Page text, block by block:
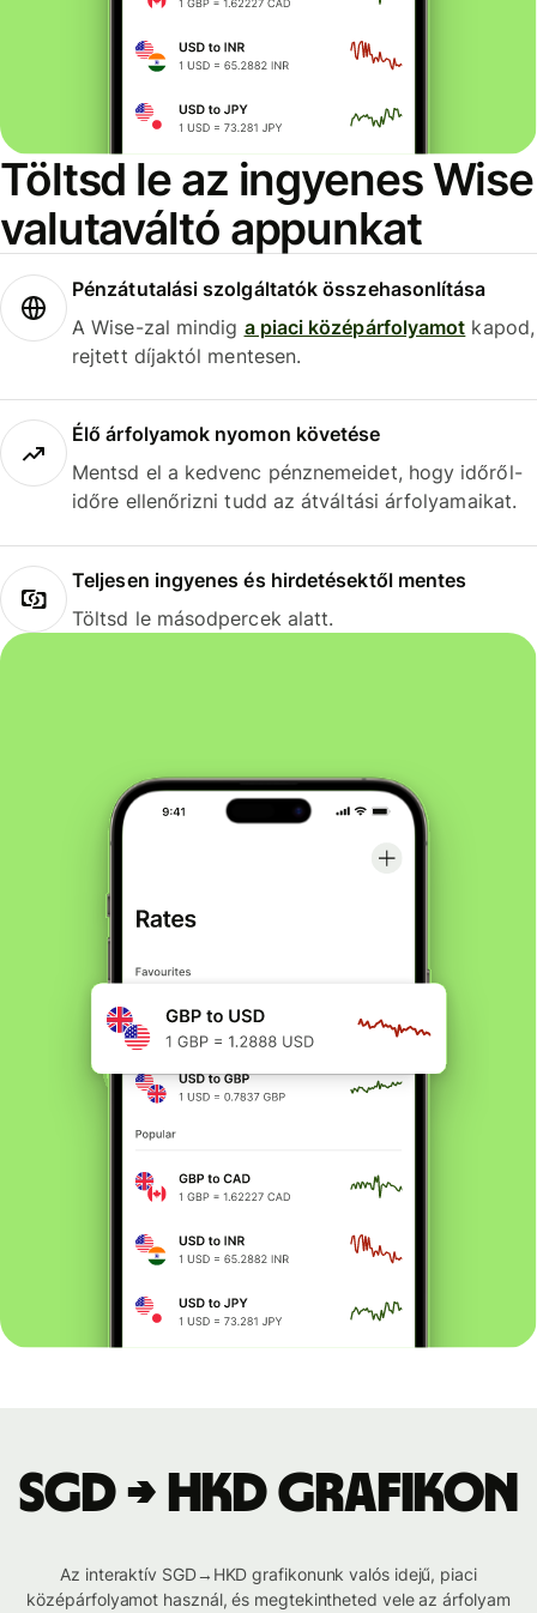
Töltsd le az ingyenes Wise
valutaváltó appunkat
Pénzátutalási szolgáltatók összehasonlítása
A Wise-zal mindig a piaci középárfolyamot kapod,
rejtett díjaktól mentesen.
Élő árfolyamok nyomon követése
Mentsd el a kedvenc pénznemeidet, hogy időről-
időre ellenőrizni tudd az átváltási árfolyamaikat.
Teljesen ingyenes és hirdetésektől mentes
Töltsd le másodpercek alatt.
SGD → HKD grafikon
Az interaktív SGD→HKD grafikonunk valós idejű, piaci
középárfolyamot használ, és megtekintheted vele az árfolyam